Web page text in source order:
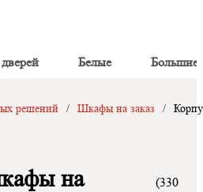
Белые Большие
решений / Шкафы на заказ /
на
(330